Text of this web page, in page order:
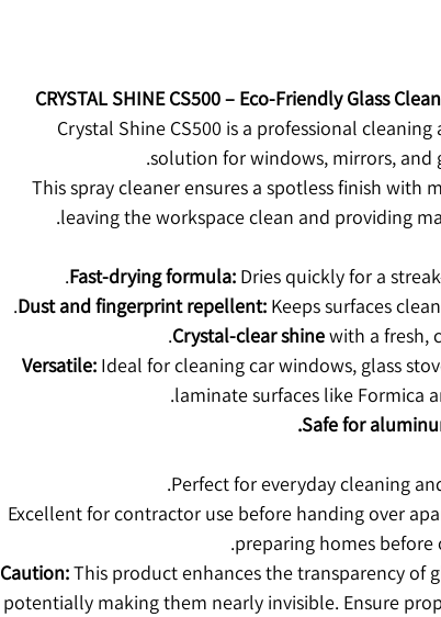
CRYSTAL SHINE CS500 – Eco-Friendly Glass
Crystal Shine CS500 is a professional
solution for windows, mirrors, and
This spray cleaner ensures a spotless finish with
leaving the workspace clean and providing
Fast-drying formula: Dries quickly for a
Dust and fingerprint repellent: Keeps surfaces
Crystal-clear shinewith a fresh,
Versatile: Ideal for cleaning car windows, glass
laminate surfaces like Formica
Safe for
Perfect for everyday cleaning
Excellent for contractor use before handing over
preparing homes before
Caution:This product enhances the transparency of
potentially making them nearly invisible. Ensure